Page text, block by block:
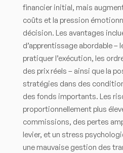
financier initial, mais
coûts et la pression
décision. Les avantages
d’apprentissage abordable –
pratiquer l’exécution, les
des prix réels – ainsi que la
stratégies dans des
des fonds importants. Les
proportionnellement plus
commissions, des pertes
levier, et un stress
une mauvaise gestion des